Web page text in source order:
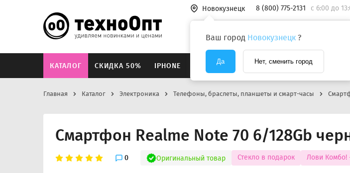
Новокузнецк
Ваш город Новокузнецк ?
Да Нет, сменить город
8 (800) 775-2131 c 6:00 до
КАТАЛОГ СКИДКА 50% IPHONE XIAOMI SAMSUNG НАУШНИКИ
Главная Каталог Электроника Телефоны, браслеты, планшеты и смарт-часы
Смартфон Realme Note 70 6/128Gb
0 Оригинальный товар Стекло в подарок Лови Комбо!